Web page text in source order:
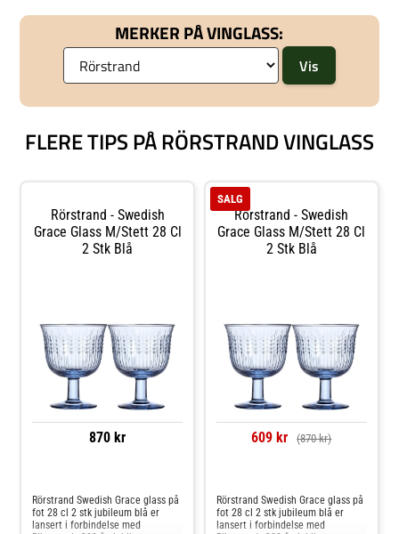
MERKER PÅ VINGLASS:
FLERE TIPS PÅ RÖRSTRAND VINGLASS
Rörstrand - Swedish
Grace Glass M/stett 28 Cl
2 Stk Blå
870 kr
Rörstrand Swedish Grace glass på
fot 28 cl 2 stk jubileum blå er
lansert i forbindelse med
Rörstrand - Swedish
Grace Glass M/stett 28 Cl
2 Stk Blå
SALG
609 kr (870 kr)
Rörstrand Swedish Grace glass på
fot 28 cl 2 stk jubileum blå er
lansert i forbindelse med